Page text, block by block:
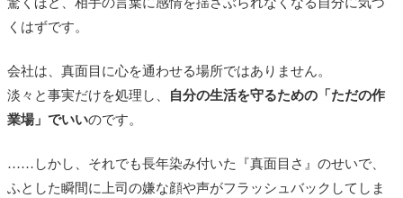
くはずです。
会社は、真面目に心を通わせる場所ではありません。
淡々と事実だけを処理し、
自分の生活を守るための「ただの作
業場」でいいのです。
……しかし、それでも長年染み付いた『真面目さ』のせいで、
ふとした瞬間に上司の嫌な顔や声がフラッシュバックしてしま